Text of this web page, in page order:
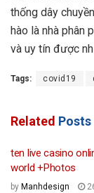
thống dây
hào là nhà phân
và uy tín được
Tags: covid19
Related Posts
ten live casino
world +Photos
by Manhdesign